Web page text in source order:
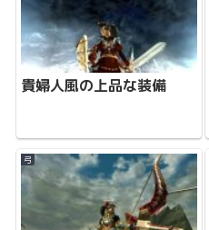
貴婦人風の上品な装備
弓